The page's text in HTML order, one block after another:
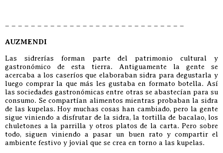
– – – – – – – – – – – – – – – – – – – – – – – – – – – –
AUZMENDI
Las sidrerías forman parte del patrimonio cultural y
gastronómico de esta tierra. Antiguamente la gente se
acercaba a los caseríos que elaboraban sidra para degustarla y
luego comprar la que más les gustaba en formato botella. Así
las sociedades gastronómicas entre otras se abastecían para su
consumo. Se compartían alimentos mientras probaban la sidra
de las kupelas. Hoy muchas cosas han cambiado, pero la gente
sigue viniendo a disfrutar de la sidra, la tortilla de bacalao, los
chuletones a la parrilla y otros platos de la carta. Pero sobre
todo, siguen viniendo a pasar un buen rato y compartir el
ambiente festivo y jovial que se crea en torno a las kupelas.